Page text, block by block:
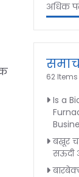
अधिक
62 Items
Is a
बख़ूर
सऊदी